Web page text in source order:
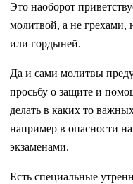
Это наоборот
молитвой, а не грехами,
или гордыней.
Да и сами молитвы
просьбу о защите и
делать в каких то
например в опасности
экзаменами.
Есть специальные